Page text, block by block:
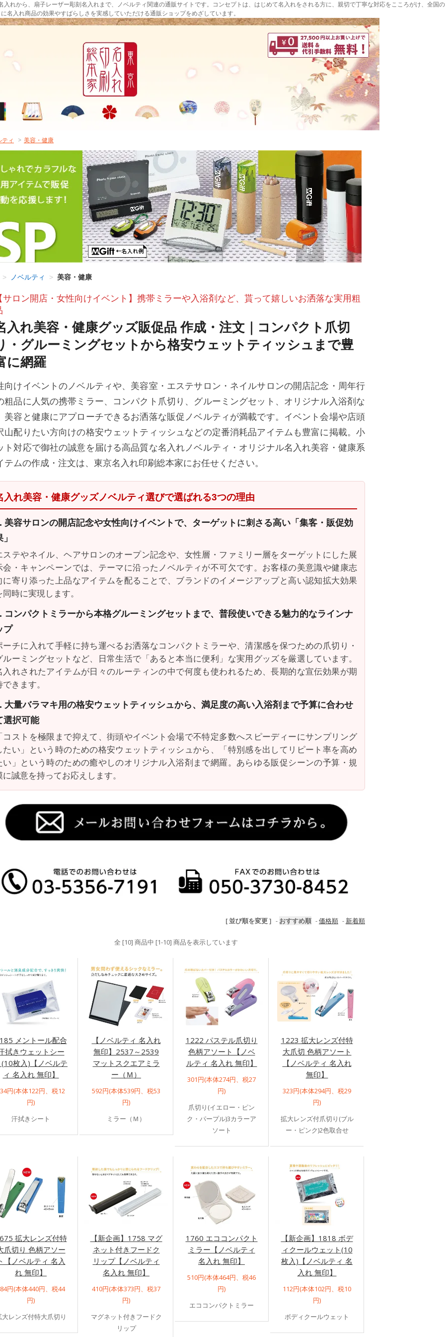
れから、扇子レーザー彫刻名入れまで、ノベルティ関連の通販サイトです。コンセプトは、はじめて名入れをされる方に、親切で丁寧な対応をこころがけ、全国の
名入れ商品の効果やすばらしさを実感していただける通販ショップをめざしています。
ィ > 美容・健康
> ノベルティ > 美容・健康
サロン開店・女性向けイベント】携帯ミラーや入浴剤など、貰って嬉しいお洒落な実用粗
入れ美容・健康グッズ販促品 作成・注文｜コンパクト爪切
・グルーミングセットから格安ウェットティッシュまで豊
に網羅
向けイベントのノベルティや、美容室・エステサロン・ネイルサロンの開店記念・周年行
粗品に人気の携帯ミラー、コンパクト爪切り、グルーミングセット、オリジナル入浴剤な
美容と健康にアプローチできるお洒落な販促ノベルティが満載です。イベント会場や店頭
山配りたい方向けの格安ウェットティッシュなどの定番消耗品アイテムも豊富に掲載。小
ト対応で御社の誠意を届ける高品質な名入れノベルティ・オリジナル名入れ美容・健康系
テムの作成・注文は、東京名入れ印刷総本家にお任せください。
入れ美容・健康グッズノベルティ選びで選ばれる3つの理由
美容サロンの開店記念や女性向けイベントで、ターゲットに刺さる高い「集客・販促効
ステやネイル、ヘアサロンのオープン記念や、女性層・ファミリー層をターゲットにした展
会・キャンペーンでは、テーマに沿ったノベルティが不可欠です。お客様の美意識や健康志
に寄り添った上品なアイテムを配ることで、ブランドのイメージアップと高い認知拡大効果
同時に実現します。
コンパクトミラーから本格グルーミングセットまで、普段使いできる魅力的なラインナ
プ
ーチに入れて手軽に持ち運べるお洒落なコンパクトミラーや、清潔感を保つための爪切り・
ルーミングセットなど、日常生活で「あると本当に便利」な実用グッズを厳選しています。
入れされたアイテムが日々のルーティンの中で何度も使われるため、長期的な宣伝効果が期
できます。
大量バラマキ用の格安ウェットティッシュから、満足度の高い入浴剤まで予算に合わせ
選択可能
コストを極限まで抑えて、街頭やイベント会場で不特定多数へスピーディーにサンプリング
たい」という時のための格安ウェットティッシュから、「特別感を出してリピート率を高め
い」という時のための癒やしのオリジナル入浴剤まで網羅。あらゆる販促シーンの予算・規
に誠意を持ってお応えします。
[ 並び順を変更 ] - おすすめ順 -価格順 - 新着順
全 [10] 商品中 [1-10] 商品を表示しています
メントール配合
拭きウェットシー
枚入)【ノベルテ
ィ 名入れ 無印】
円(本体122円、税12
円)
汗拭きシート
【ノベルティ 名入れ
無印】2537～2539
マットスクエアミラ
ー（Ｍ）
592円(本体539円、税53
円)
ミラー（Ｍ）
1222 パステル爪切り
色柄アソート【ノベ
ルティ 名入れ 無印】
301円(本体274円、税27
円)
爪切り(イエロー・ピン
ク・パープル)3カラーア
ソート
1223 拡大レンズ付特
大爪切 色柄アソート
【ノベルティ 名入れ
無印】
323円(本体294円、税29
円)
拡大レンズ付爪切り(ブル
ー・ピンク)2色取合せ
拡大レンズ付特
爪切り 色柄アソー
【ノベルティ 名入
れ 無印】
円(本体440円、税44
円)
大レンズ付特大爪切り
【新企画】1758 マグ
ネット付きフードク
リップ【ノベルティ
名入れ 無印】
410円(本体373円、税37
円)
マグネット付きフードク
リップ
1760 エココンパクト
ミラー【ノベルティ
名入れ 無印】
510円(本体464円、税46
円)
エココンパクトミラー
【新企画】1818 ボデ
ィクールウェット(10
枚入)【ノベルティ 名
入れ 無印】
112円(本体102円、税10
円)
ボディクールウェット